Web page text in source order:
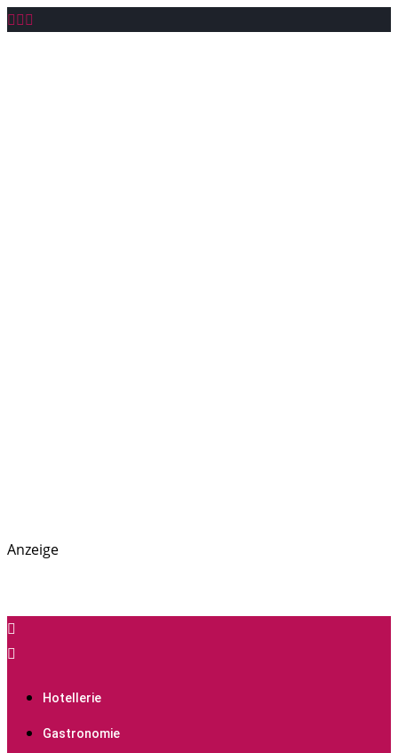
Skip
PREGAS: News- und Presseportal für die Hotellerie,
Anzeige
Hotellerie
Gastronomie